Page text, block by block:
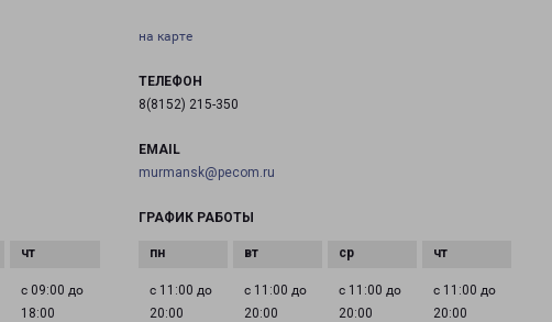
с 09:00 до
18:00
на карте
ТЕЛЕФОН
8(8152) 215-350
EMAIL
murmansk@pecom.ru
ГРАФИК РАБОТЫ
с 11:00 до
20:00
с 11:00 до
20:00
с 11:00 до
20:00
с 11:00 до
20:00